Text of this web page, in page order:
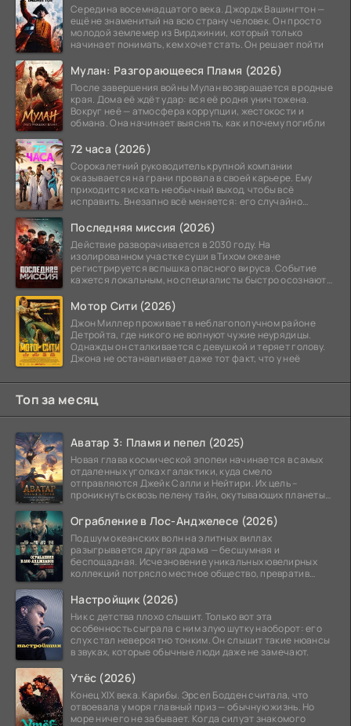
Середина восемнадцатого века. Джордж Вашингтон —
ещё не знаменитый на всю страну человек. Он просто
молодой землемер из Вирджинии, который только
начинает понимать, кем хочет стать. Он решает пойти
Мулан: Разгорающееся Пламя (2026)
После завершения войны Мулан возвращается в родные
края. Дома её ждёт удар: вся её родня уничтожена.
Вокруг неё — атмосфера коррупции, жестокости и
обмана. Она начинает выяснять, как и почему погибли
72 часа (2026)
Сорокалетний руководитель крупной компании
оказывается на грани провала в своей карьере. Ему
приходится искать необычный выход, чтобы всё
исправить. Внезапно всё меняется: его случайно
Последняя миссия (2026)
Действие разворачивается в 2030 году. На
изолированном участке суши в Тихом океане
регистрируется вспышка опасного вируса. Событие
кажется локальным, но специалисты быстро осознают:
Мотор Сити (2026)
Джон Миллер проживает в неблагополучном районе
Детройта, где никого не волнуют чужие неурядицы.
Однажды он сталкивается с девушкой и теряет голову.
Джона не останавливает даже тот факт, что у неё
Топ за месяц
Аватар 3: Пламя и пепел (2025)
Новая глава космической эпопеи начинается в самых
отдаленных уголках галактики, куда смело
отправляются Джейк Салли и Нейтири. Их цель –
проникнуть сквозь пелену тайн, окутывающих планеты
Ограбление в Лос-Анджелесе (2026)
Под шум океанских волн на элитных виллах
разыгрывается другая драма — бесшумная и
беспощадная. Исчезновение уникальных ювелирных
коллекций потрясло местное общество, превратив
Настройщик (2026)
Ник с детства плохо слышит. Только вот эта
особенность сыграла с ним злую шутку наоборот: его
слух стал невероятно тонким. Он слышит такие нюансы
в звуках, которые обычные люди даже не замечают.
Утёс (2026)
Конец XIX века. Карибы. Эрсел Бодден считала, что
отвоевала у моря главный приз — обычную жизнь. Но
море ничего не забывает. Когда силуэт знакомого